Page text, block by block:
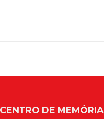
CENTRO DE MEMÓRIA